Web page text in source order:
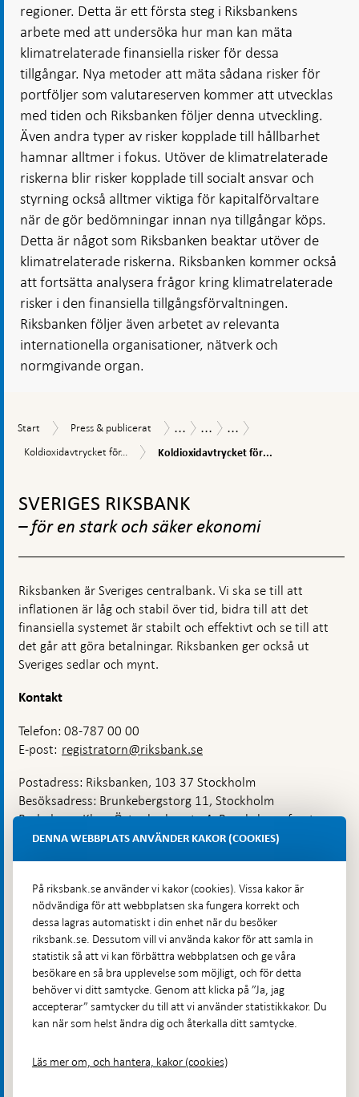
regioner. Detta är ett första steg i Riksbankens
arbete med att undersöka hur man kan mäta
klimatrelaterade finansiella risker för dessa
tillgångar. Nya metoder att mäta sådana risker för
portföljer som valutareserven kommer att utvecklas
med tiden och Riksbanken följer denna utveckling.
Även andra typer av risker kopplade till hållbarhet
hamnar alltmer i fokus. Utöver de klimatrelaterade
riskerna blir risker kopplade till socialt ansvar och
styrning också alltmer viktiga för kapitalförvaltare
när de gör bedömningar innan nya tillgångar köps.
Detta är något som Riksbanken beaktar utöver de
klimatrelaterade riskerna. Riksbanken kommer också
att fortsätta analysera frågor kring klimatrelaterade
risker i den finansiella tillgångsförvaltningen.
Riksbanken följer även arbetet av relevanta
internationella organisationer, nätverk och
normgivande organ.
Start
Start
Press
publicerat
Press & publicerat Publikationer
...
Ekonomiska
...
Koldioxidavtrycket
tillgångarna
...
Koldioxidavtrycket
i
Riksbankens
valutareserv
Koldioxidavtrycket för...
Koldioxidavtrycket
beräknas
för
obligationer
och
regioner
Koldioxidavtrycket för...
toppnavigation
SVERIGES RIKSBANK
– för en stark och säker ekonomi
Riksbanken är Sveriges centralbank. Vi ska se till att
inflationen är låg och stabil över tid, bidra till att det
finansiella systemet är stabilt och effektivt och se till att
det går att göra betalningar. Riksbanken ger också ut
Sveriges sedlar och mynt.
Kontakt
Telefon: 08-787 00 00
E-post: registratorn@riksbank.se
Postadress: Riksbanken, 103 37 Stockholm
Besöksadress: Brunkebergstorg 11, Stockholm
Budadress: Klara Östra kyrkogata 4, Brunkebergsfaret,
Lastplats 6
Hitta direkt
Frågor och svar-
Öppnas
i
ny
flik
Till Riksbankens webbarkiv-
Öppnas
i
ny
Presskontakt
Integritetspolicy
DENNA WEBBPLATS ANVÄNDER KAKOR (COOKIES)
På riksbank.se använder vi kakor (cookies). Vissa kakor är
nödvändiga för att webbplatsen ska fungera korrekt och
dessa lagras automatiskt i din enhet när du besöker
riksbank.se. Dessutom vill vi använda kakor för att samla in
statistik så att vi kan förbättra webbplatsen och ge våra
besökare en så bra upplevelse som möjligt, och för detta
behöver vi ditt samtycke. Genom att klicka på ”Ja, jag
accepterar” samtycker du till att vi använder statistikkakor. Du
kan när som helst ändra dig och återkalla ditt samtycke.
Läs mer om, och hantera, kakor (cookies)